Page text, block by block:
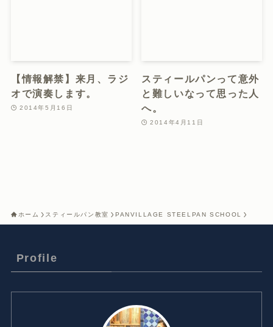
【情報解禁】来月、ラジ
オで演奏します。
2014年5月16日
スティールパンって意外
と難しいなって思った人
へ。
2014年4月11日
ホーム スティールパン教室 PANVILLAGE STEELPAN SCHOOL
Profile